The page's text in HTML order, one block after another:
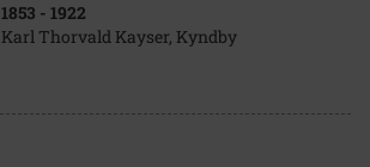
1853 - 1922
Karl Thorvald Kayser, Kyndby